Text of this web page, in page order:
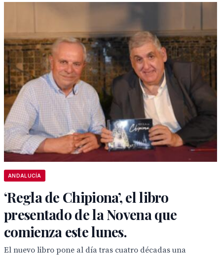
ANDALUCÍA
‘Regla de Chipiona’, el libro
presentado de la Novena que
comienza este lunes.
El nuevo libro pone al día tras cuatro décadas una